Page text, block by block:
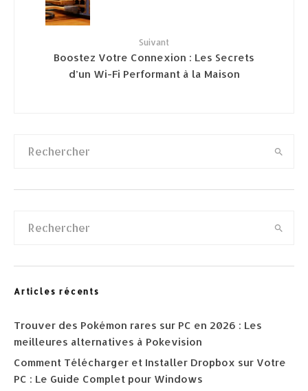
Suivant
Boostez Votre Connexion : Les Secrets
d’un Wi-Fi Performant à la Maison
Articles récents
Trouver des Pokémon rares sur PC en 2026 : Les
meilleures alternatives à Pokevision
Comment Télécharger et Installer Dropbox sur Votre
PC : Le Guide Complet pour Windows